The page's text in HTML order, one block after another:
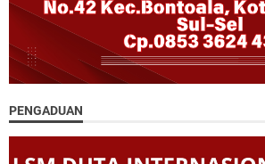
PENGADUAN